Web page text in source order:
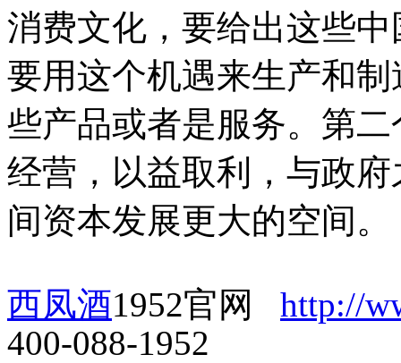
消费文化，要给出这些
要用这个机遇来生产和
些产品或者是服务。第
经营，以益取利，与政
间资本发展更大的空间。
西凤酒1952官网 http://
400-088-1952